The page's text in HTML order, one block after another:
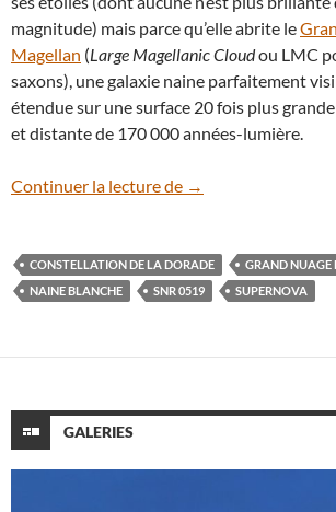
magnitude) mais parce qu’elle abrite le
Magellan (Large Magellanic Cloudou LMC
saxons), une galaxie naine parfaitement
étendue sur une surface 20 fois plus
et distante de 170 000 années-lumière.
Continuer la lecture de SNR 0519, un
→
CONSTELLATION DE LA DORADE
GRAND NUAGE
NAINE BLANCHE
SNR 0519 SUPERNOVA
GALERIES